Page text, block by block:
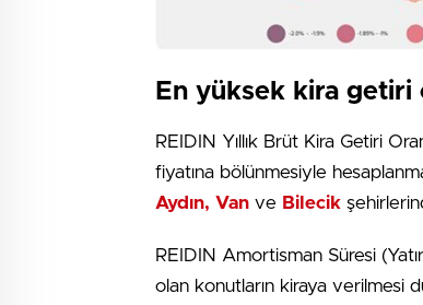
En yüksek kira getiri
REIDIN Yıllık Brüt Kira Getiri
fiyatına bölünmesiyle
Aydın, Van ve Bilecik
REIDIN Amortisman Süresi
olan konutların kiraya verilmesi